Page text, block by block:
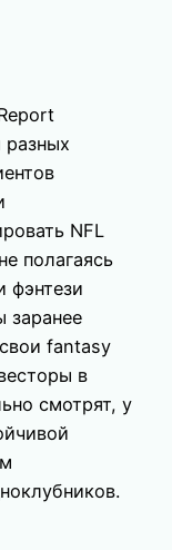
разных
NFL
полагаясь
фэнтези
заранее
fantasy
в
смотрят, у